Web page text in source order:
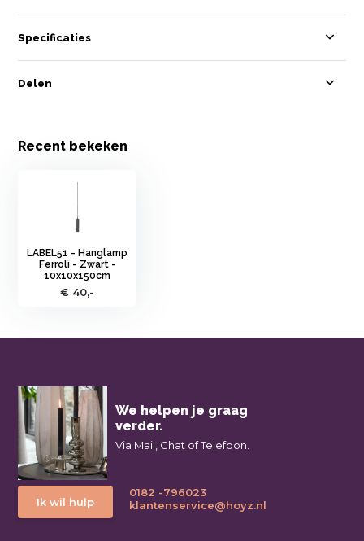
Specificaties
Delen
Recent bekeken
LABEL51 - Hanglamp
Ferroli - Zwart -
10x10x150cm
€ 40,-
We helpen je graag
verder.
Via Mail, Chat of Telefoon.
Ik wil hulp
0182 -796023
klantenservice@hoyz.nl